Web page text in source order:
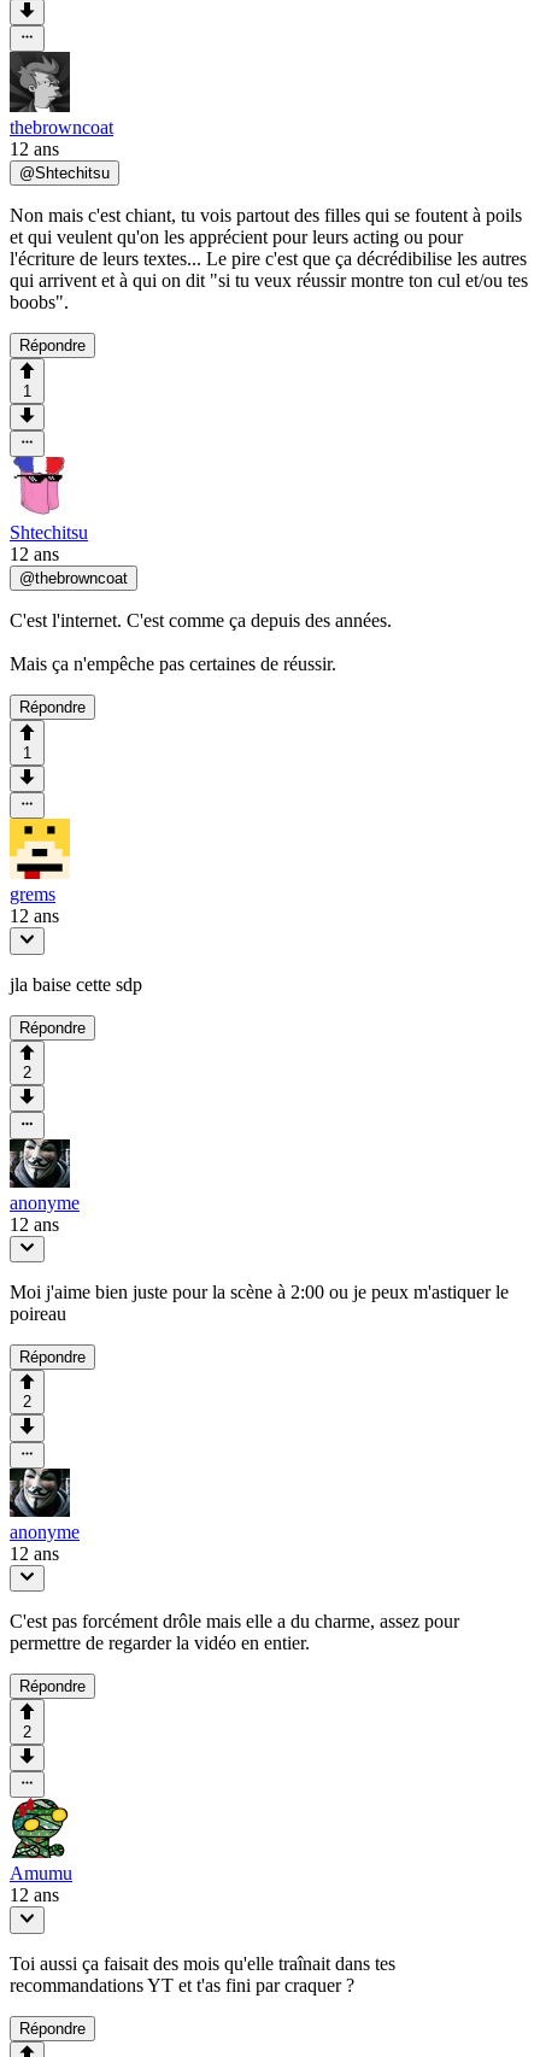
thebrowncoat
12 ans
@Shtechitsu
Non mais c'est chiant, tu vois partout des filles qui se foutent à poils
et qui veulent qu'on les apprécient pour leurs acting ou pour
l'écriture de leurs textes... Le pire c'est que ça décrédibilise les autres
qui arrivent et à qui on dit "si tu veux réussir montre ton cul et/ou tes
boobs".
Répondre
1
Shtechitsu
12 ans
@thebrowncoat
C'est l'internet. C'est comme ça depuis des années.
Mais ça n'empêche pas certaines de réussir.
Répondre
1
grems
12 ans
jla baise cette sdp
Répondre
2
anonyme
12 ans
Moi j'aime bien juste pour la scène à 2:00 ou je peux m'astiquer le
poireau
Répondre
2
anonyme
12 ans
C'est pas forcément drôle mais elle a du charme, assez pour
permettre de regarder la vidéo en entier.
Répondre
2
Amumu
12 ans
Toi aussi ça faisait des mois qu'elle traînait dans tes
recommandations YT et t'as fini par craquer ?
Répondre